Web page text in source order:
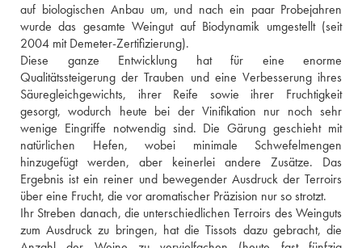
auf biologischen Anbau um, und nach ein paar Probejahren
wurde das gesamte Weingut auf Biodynamik umgestellt (seit
2004 mit Demeter-Zertifizierung).
Diese ganze Entwicklung hat für eine enorme
Qualitätssteigerung der Trauben und eine Verbesserung ihres
Säuregleichgewichts, ihrer Reife sowie ihrer Fruchtigkeit
gesorgt, wodurch heute bei der Vinifikation nur noch sehr
wenige Eingriffe notwendig sind. Die Gärung geschieht mit
natürlichen Hefen, wobei minimale Schwefelmengen
hinzugefügt werden, aber keinerlei andere Zusätze. Das
Ergebnis ist ein reiner und bewegender Ausdruck der Terroirs
über eine Frucht, die vor aromatischer Präzision nur so strotzt.
Ihr Streben danach, die unterschiedlichen Terroirs des Weinguts
zum Ausdruck zu bringen, hat die Tissots dazu gebracht, die